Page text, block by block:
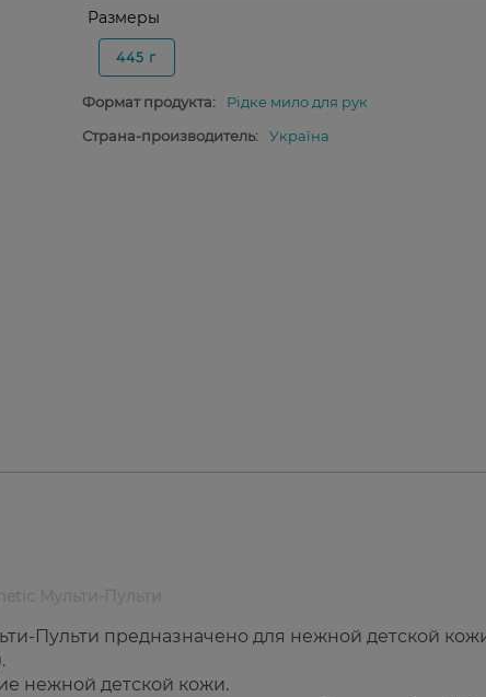
Размеры
445 г
Формат продукта:
Рідке мило для рук
Страна-производитель:
Україна
Пульти предназначено для нежной детской
нежной детской кожи.